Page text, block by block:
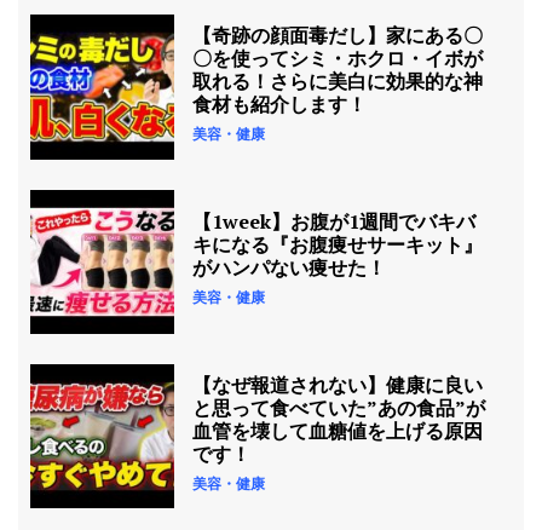
【奇跡の顔面毒だし】家にある〇
〇を使ってシミ・ホクロ・イボが
取れる！さらに美白に効果的な神
食材も紹介します！
美容・健康
【1week】お腹が1週間でバキバ
キになる『お腹痩せサーキット』
がハンパない痩せた！
美容・健康
【なぜ報道されない】健康に良い
と思って食べていた”あの食品”が
血管を壊して血糖値を上げる原因
です！
美容・健康